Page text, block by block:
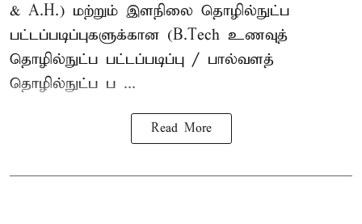
& A.H.) மற்றும் இளநிலை தொழில்நுட்ப
பட்டப்படிப்புகளுக்கான (B.Tech உணவுத்
தொழில்நுட்ப பட்டப்படிப்பு / பால்வளத்
தொழில்நுட்ப ப ...
Read More